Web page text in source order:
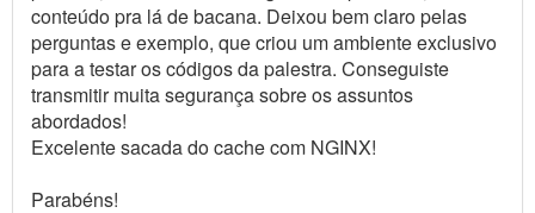
conteúdo pra lá de bacana. Deixou bem claro pelas
perguntas e exemplo, que criou um ambiente exclusivo
para a testar os códigos da palestra. Conseguiste
transmitir muita segurança sobre os assuntos
abordados!
Excelente sacada do cache com NGINX!
Parabéns!